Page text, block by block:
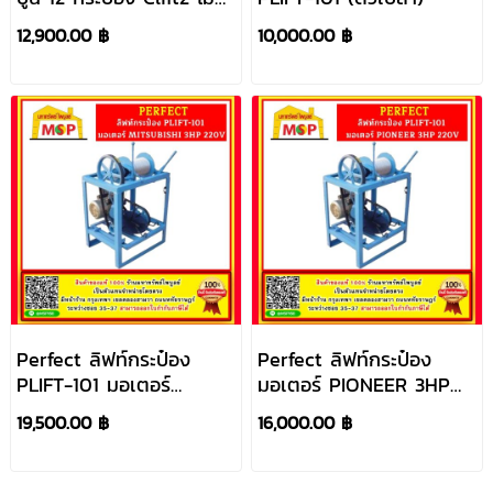
รวมมอเตอร์
12,900.00 ฿ 10,000.00 ฿
Perfect ลิฟท์กระป๋อง
PLIFT-101 มอเตอร์
19,500.00 ฿
Perfect ลิฟท์กระป๋อง
มอเตอร์ PIONEER 3HP
220V
16,000.00 ฿